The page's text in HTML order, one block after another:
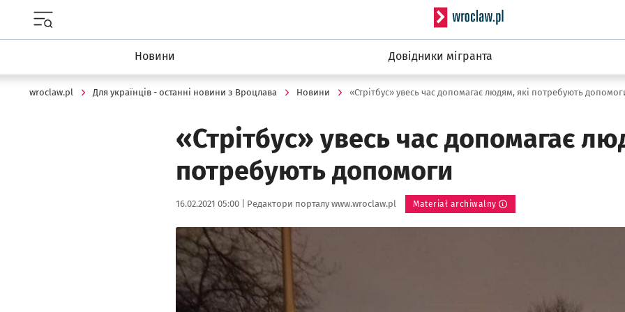
Serwis informacyjny
Новини Довідники мігранта
wroclaw.pl Для українців - останні новини з Вроцлава Новини «Стрітбус» увесь час допомагає людям, які потребують
«Стрітбус» увесь час допомагає
потребують допомоги
Data publikacji:
16.02.2021 05:00 | Autor:
Редактори порталу www.wroclaw.pl Materiał archiwalny
Kliknij, aby powiększyć